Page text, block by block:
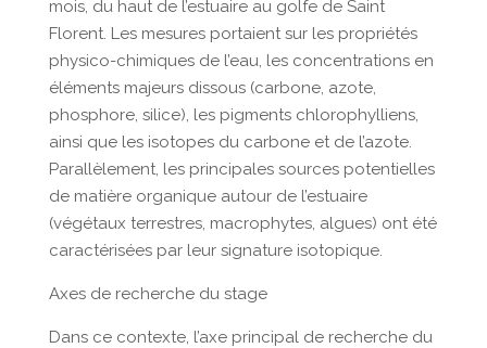
mois, du haut de l’estuaire au golfe de Saint
Florent. Les mesures portaient sur les propriétés
physico-chimiques de l’eau, les concentrations en
éléments majeurs dissous (carbone, azote,
phosphore, silice), les pigments chlorophylliens,
ainsi que les isotopes du carbone et de l’azote.
Parallèlement, les principales sources potentielles
de matière organique autour de l’estuaire
(végétaux terrestres, macrophytes, algues) ont été
caractérisées par leur signature isotopique.
Axes de recherche du stage
Dans ce contexte, l’axe principal de recherche du